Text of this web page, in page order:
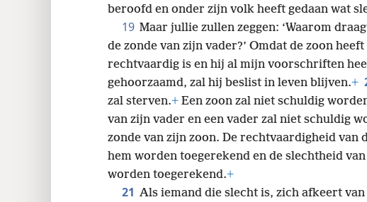
beroofd en onder zijn volk heeft gedaan wat
19 Maar jullie zullen zeggen: ‘Waarom
de zonde van zijn vader?’ Omdat de zoon
rechtvaardig is en hij al mijn voorschriften
gehoorzaamd, zal hij beslist in leven blijven.+
zal sterven.+ Een zoon zal niet schuldig
van zijn vader en een vader zal niet schuldig
zonde van zijn zoon. De rechtvaardigheid van
hem worden toegerekend en de slechtheid
worden toegerekend.+
21 Als iemand die slecht is, zich afkeert